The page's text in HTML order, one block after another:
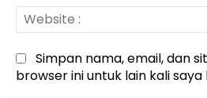
Simpan nama, email, dan
browser ini untuk lain kali